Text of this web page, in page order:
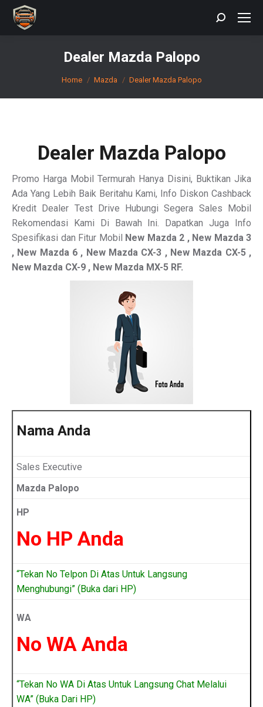
Search:
Dealer Mazda Palopo
You are here:
Home Mazda Dealer Mazda Palopo
Dealer Mazda Palopo
Promo Harga Mobil Termurah Hanya Disini, Buktikan Jika
Ada Yang Lebih Baik Beritahu Kami, Info Diskon Cashback
Kredit Dealer Test Drive Hubungi Segera Sales Mobil
Rekomendasi Kami Di Bawah Ini. Dapatkan Juga Info
Spesifikasi dan Fitur Mobil New Mazda 2 , New Mazda 3
, New Mazda 6 , New Mazda CX-3 , New Mazda CX-5 ,
New Mazda CX-9 , New Mazda MX-5 RF.
Nama Anda
Sales Executive
Mazda Palopo
HP
No HP Anda
“Tekan No Telpon Di Atas Untuk Langsung
Menghubungi” (Buka dari HP)
WA
No WA Anda
“Tekan No WA Di Atas Untuk Langsung Chat Melalui
WA” (Buka Dari HP)